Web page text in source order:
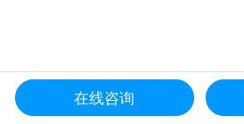
更多产品导航
在线咨询